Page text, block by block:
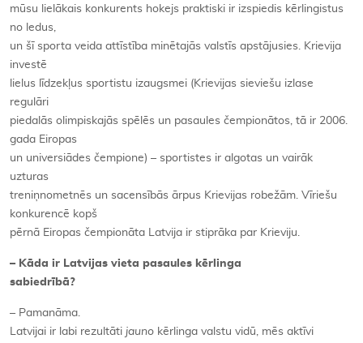
mūsu lielākais konkurents hokejs praktiski ir izspiedis kērlingistus
no ledus,
un šī sporta veida attīstība minētajās valstīs apstājusies. Krievija
investē
lielus līdzekļus sportistu izaugsmei (Krievijas sieviešu izlase
regulāri
piedalās olimpiskajās spēlēs un pasaules čempionātos, tā ir 2006.
gada Eiropas
un universiādes čempione) – sportistes ir algotas un vairāk
uzturas
treniņnometnēs un sacensībās ārpus Krievijas robežām. Vīriešu
konkurencē kopš
pērnā Eiropas čempionāta Latvija ir stiprāka par Krieviju.
– Kāda ir Latvijas vieta pasaules kērlinga
sabiedrībā?
– Pamanāma.
Latvijai ir labi rezultāti jauno kērlinga valstu vidū, mēs aktīvi